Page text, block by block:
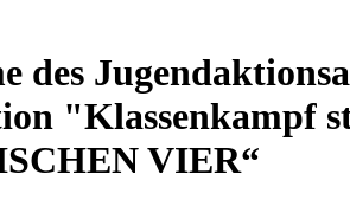
des
"Klassenkampf
VIER“